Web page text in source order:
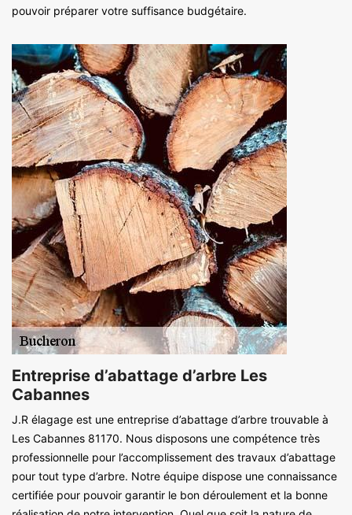
pouvoir préparer votre suffisance budgétaire.
Entreprise d’abattage d’arbre Les
Cabannes
J.R élagage est une entreprise d’abattage d’arbre trouvable à
Les Cabannes 81170. Nous disposons une compétence très
professionnelle pour l’accomplissement des travaux d’abattage
pour tout type d’arbre. Notre équipe dispose une connaissance
certifiée pour pouvoir garantir le bon déroulement et la bonne